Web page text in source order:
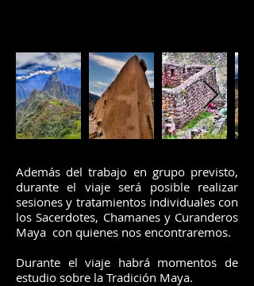
Además del trabajo en grupo previsto,
durante el viaje será posible realizar
sesiones y tratamientos individuales con
los Sacerdotes, Chamanes y Curanderos
Maya con quienes nos encontraremos.
Durante el viaje habrá momentos de
estudio sobre la Tradición Maya.